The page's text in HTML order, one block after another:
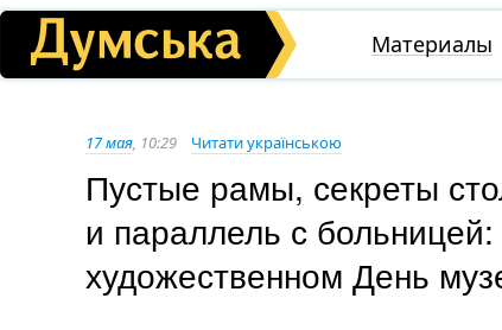
Материалы
17 мая, 10:29 Читати українською
Пустые рамы, секреты
и параллель с
художественном День